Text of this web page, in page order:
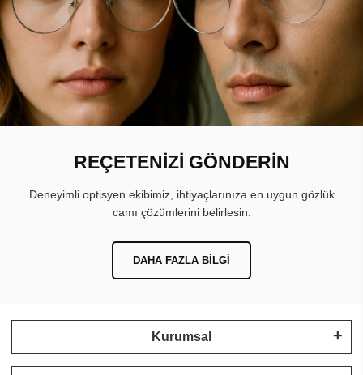
REÇETENİZİ GÖNDERİN
Deneyimli optisyen ekibimiz, ihtiyaçlarınıza en uygun gözlük
camı çözümlerini belirlesin.
DAHA FAZLA BILGI
Kurumsal